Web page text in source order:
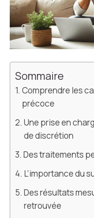
Sommaire
Comprendre les
précoce
Une prise en
de discrétion
Des traitements
L’importance du
Des résultats
retrouvée